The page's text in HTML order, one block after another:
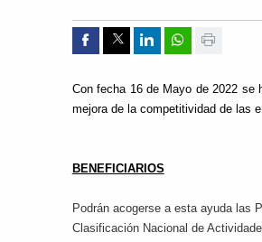
Compartir por Facebook
Compartir por Twitter
Compartir por
Compartir
Con fecha 16 de Mayo de 2022 se
mejora de la competitividad de las
BENEFICIARIOS
Podrán acogerse a esta ayuda las
Clasificación Nacional de